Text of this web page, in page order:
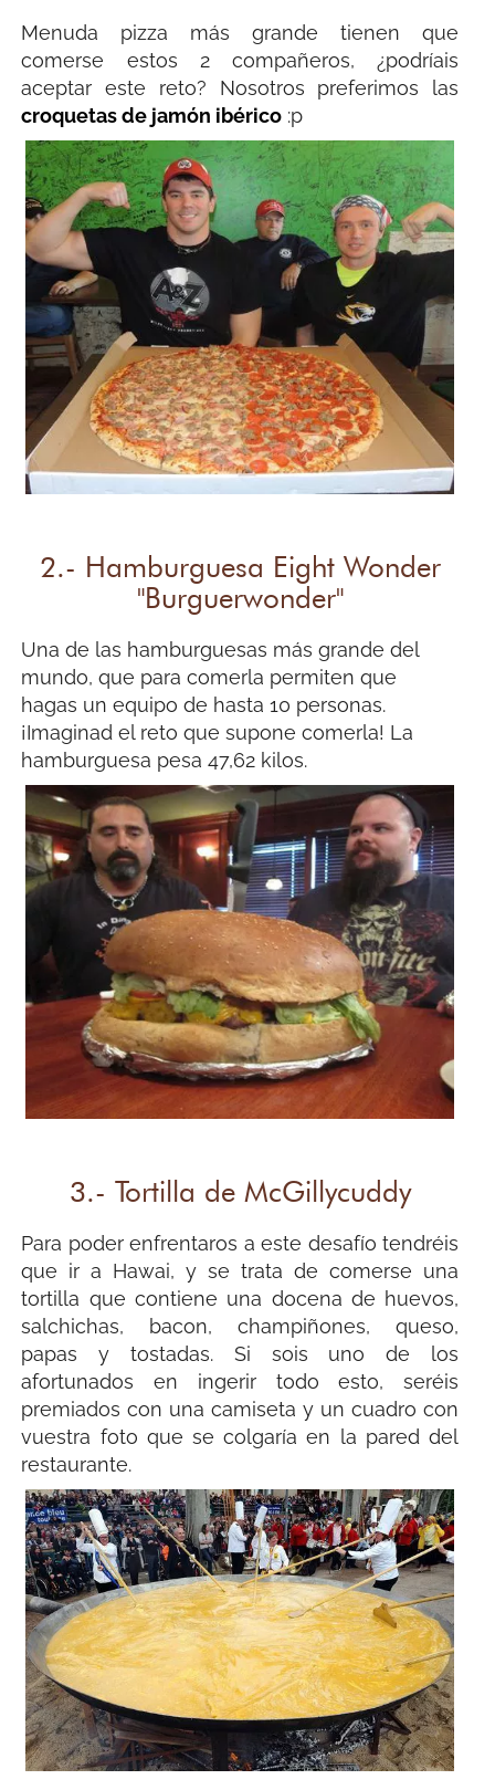
Menuda pizza más grande tienen que
comerse estos 2 compañeros, ¿podríais
aceptar este reto? Nosotros preferimos las
croquetas de jamón ibérico :p
2.- Hamburguesa Eight Wonder
"Burguerwonder"
Una de las hamburguesas más grande del
mundo, que para comerla permiten que
hagas un equipo de hasta 10 personas.
¡Imaginad el reto que supone comerla! La
hamburguesa pesa 47,62 kilos.
3.- Tortilla de McGillycuddy
Para poder enfrentaros a este desafío tendréis
que ir a Hawai, y se trata de comerse una
tortilla que contiene una docena de huevos,
salchichas, bacon, champiñones, queso,
papas y tostadas. Si sois uno de los
afortunados en ingerir todo esto, seréis
premiados con una camiseta y un cuadro con
vuestra foto que se colgaría en la pared del
restaurante.